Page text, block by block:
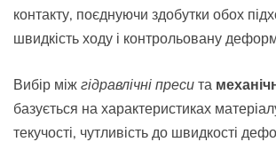
контакту, поєднуючи здобутки обох
швидкість ходу і контрольовану
Вибір між гідравлічні преси та
базується на характеристиках
текучості, чутливість до швидкості